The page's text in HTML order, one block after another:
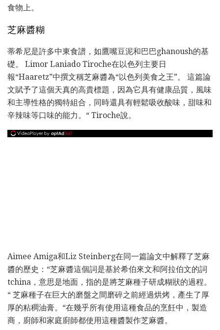
食物上。
芝麻醬糊
蒂希尼是許多中東食譜，如鷹嘴豆泥和巴巴ghanoush的基
礎。 Limor Laniado Tiroche在以色列主要日
報“Haaretz”中撰文稱芝麻醬為“以色列美食之王”。 這篇論
文賦予了這個天真的高貴標題，因為它具有健康品質，風味
和主導性格的獨特組合，同時還具有輕鬆吸收酸味，甜味和
辛辣味等口味的能力。“ Tiroche說。
Aimee Amiga和Liz Steinberg在同一篇論文中解釋了芝麻
醬的歷史：“芝麻醬這個詞是基於希伯來文和阿拉伯文的詞
tchina，意思是地面，指的是將芝麻種子研成糊狀的過程。
“ 芝麻種子在巨大的磨盤之間磨碎之前經過烘烤，產生了厚
厚的粘稠油膏。“在幾乎所有使用這種食品的烹飪中，製造
商，廚師和家庭廚師都使用這種醬製作芝麻醬。